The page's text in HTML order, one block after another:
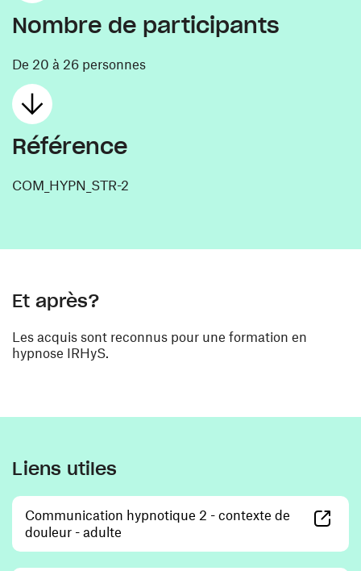
Nombre de participants
De 20 à 26 personnes
Référence
COM_HYPN_STR-2
Et après?
Les acquis sont reconnus pour une formation en
hypnose IRHyS.
Liens utiles
Communication hypnotique 2 - contexte de
douleur - adulte